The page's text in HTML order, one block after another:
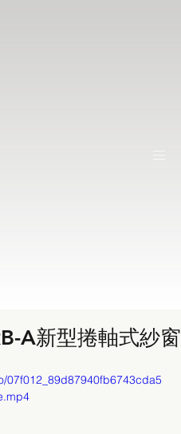
A新型捲軸式紗窗
07f012_89d87940fb6743cda5